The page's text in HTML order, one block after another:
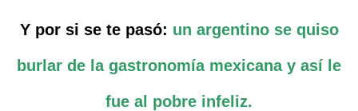
Y por si se te pasó: un argentino se quiso
burlar de la gastronomía mexicana y así le
fue al pobre infeliz.